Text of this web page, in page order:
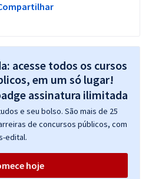
acesse todos os cursos
em um só lugar!
e seu bolso. São mais de 25
de concursos públicos, com
edital.
hoje